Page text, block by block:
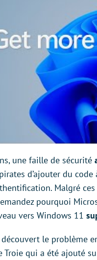
une faille de sécurité
d’ajouter du
Malgré
pourquoi
vers Windows 11
découvert le problème
Troie qui a été ajouté